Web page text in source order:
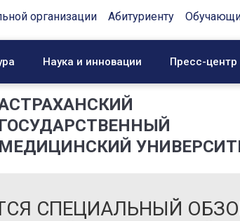
организации Абитуриенту
Наука и инновации Пресс-центр
ГОСУДАРСТВЕННЫЙ
МЕДИЦИНСКИЙ
СПЕЦИАЛЬНЫЙ